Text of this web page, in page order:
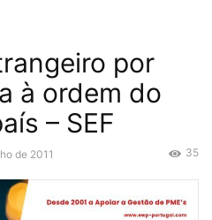
por
à ordem do
– SEF
de 2011 35